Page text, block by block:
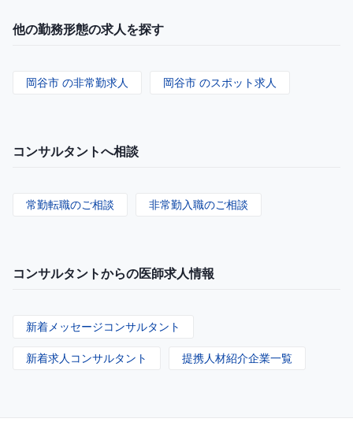
他の勤務形態の求人を探す
岡谷市 の非常勤求人 岡谷市 のスポット求人
コンサルタントへ相談
常勤転職のご相談 非常勤入職のご相談
コンサルタントからの医師求人情報
新着メッセージコンサルタント
新着求人コンサルタント 提携人材紹介企業一覧